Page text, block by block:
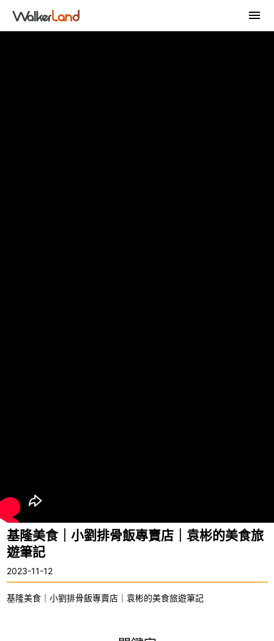
基隆美食｜小劉排骨飯專賣店｜袁彬的美食旅
遊筆記
2023-11-12
基隆美食｜小劉排骨飯專賣店｜袁彬的美食旅遊筆記